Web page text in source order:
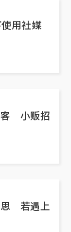
使用社媒
客 小贩招
思 若遇上